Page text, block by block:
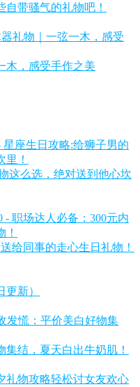
带骚气的礼物吧！
木，感受手作之美
这么选，绝对送到他心坎
给同事的走心生日礼物！
更新）
结，夏天白出牛奶肌！